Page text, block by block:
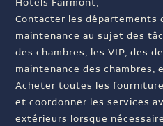
Hôtels Fairmont;
Contacter les départements
maintenance au sujet des
des chambres, les VIP, des
maintenance des chambres,
Acheter toutes les
et coordonner les services
extérieurs lorsque